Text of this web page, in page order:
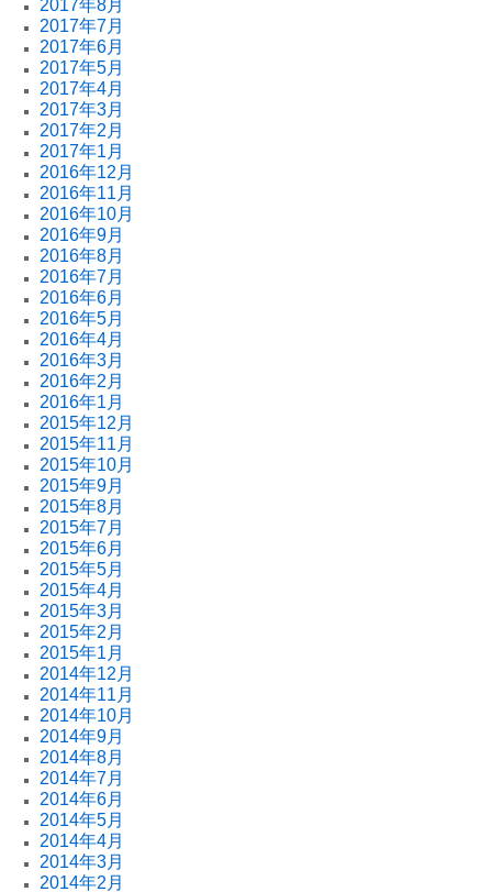
2017年8月
2017年7月
2017年6月
2017年5月
2017年4月
2017年3月
2017年2月
2017年1月
2016年12月
2016年11月
2016年10月
2016年9月
2016年8月
2016年7月
2016年6月
2016年5月
2016年4月
2016年3月
2016年2月
2016年1月
2015年12月
2015年11月
2015年10月
2015年9月
2015年8月
2015年7月
2015年6月
2015年5月
2015年4月
2015年3月
2015年2月
2015年1月
2014年12月
2014年11月
2014年10月
2014年9月
2014年8月
2014年7月
2014年6月
2014年5月
2014年4月
2014年3月
2014年2月